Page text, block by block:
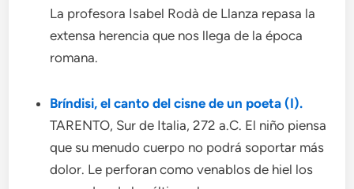
La profesora Isabel Rodà de Llanza repasa la
extensa herencia que nos llega de la época
romana.
Bríndisi, el canto del cisne de un poeta (I).
TARENTO, Sur de Italia, 272 a.C. El niño piensa
que su menudo cuerpo no podrá soportar más
dolor. Le perforan como venablos de hiel los